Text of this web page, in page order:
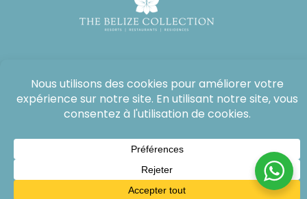
Tous droits réservés : The Lodge at Jaguar Reef, 2026®.